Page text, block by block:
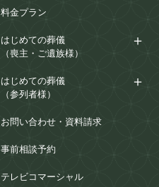
料金プラン
はじめての葬儀
（喪主・ご遺族様）
はじめての葬儀
（参列者様）
お問い合わせ・資料請求
事前相談予約
テレビコマーシャル